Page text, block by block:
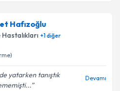
Talebini Gönder
için randevu takvimi
uzmandan randevu almanız
e-posta ile
Hafızoğlu
Hastalıkları +1diğer
yatarken tanıştık
Devamı